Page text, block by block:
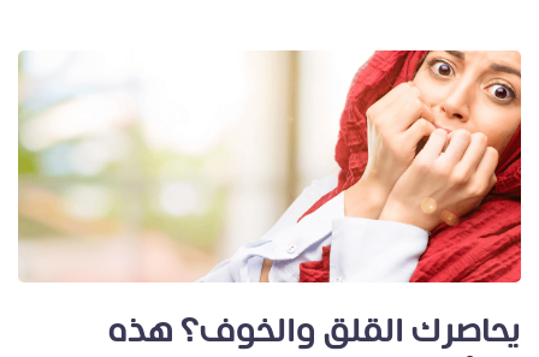
يحاصرك القلق والخوف؟ هذه